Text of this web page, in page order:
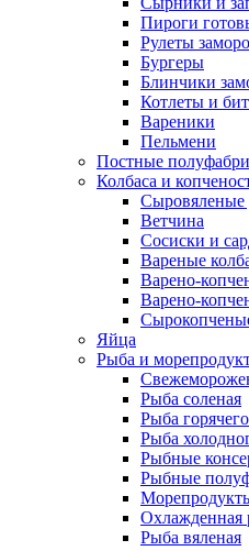
Пироги
Рулеты
Бургеры
Блинчики
Котлеты и
Вареники
Пельмени
Постные
Колбаса и
Сыровяленые
Ветчина
Сосиски и
Вареные
Варено-
Варено-
Яйца
Рыба и
Рыба соленая
Рыба
Рыба
Рыбные
Рыбные
Охлажденная
Рыба вяленая